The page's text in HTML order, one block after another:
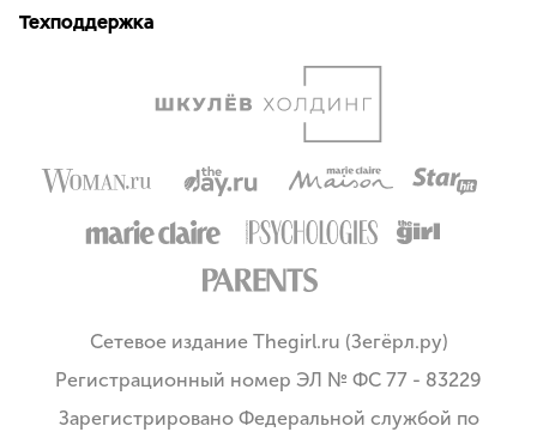
Техподдержка
Сетевое издание Thegirl.ru (Зегёрл.ру)
Регистрационный номер ЭЛ № ФС 77 - 83229
Зарегистрировано Федеральной службой по